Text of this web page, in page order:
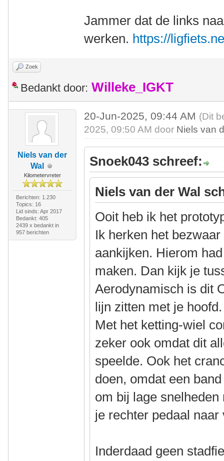
Jammer dat de links
werken. https://
Zoek
Bedankt door: Willeke_IGKT
Niels van der
Wal
Kilometervreter
Berichten: 1.230
Topics: 16
Lid sinds: Apr 2017
Bedankt: 405
2439 x bedankt in
957 berichten
20-Jun-2025, 09:44 AM (Dit
2025, 09:50 AM door Niels van
Snoek043 schreef:
Niels van der Wal
Ooit heb ik het
Ik herken het
aankijken. Hierom
maken. Dan kijk je
Aerodynamisch is dit
lijn zitten met je hoofd.
Met het ketting-wiel
zeker ook omdat dit
speelde. Ook het
doen, omdat een
om bij lage
je rechter pedaal
Inderdaad geen